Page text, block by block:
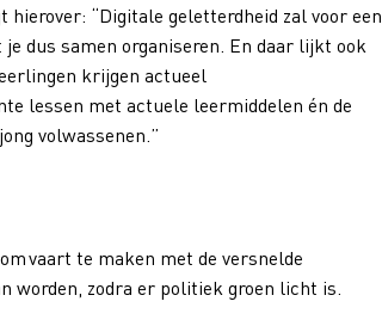
hierover: “Digitale geletterdheid zal voor een
dus samen organiseren. En daar lijkt ook
krijgen actueel
lessen met actuele leermiddelen én de
volwassenen.”
vaart te maken met de versnelde
worden, zodra er politiek groen licht is.